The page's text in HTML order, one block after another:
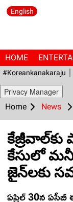
English
HOME
#Koreankanakaraju
Privacy Manager
Home News
కేజ్రీవాల్‌కు
కేసులో
జైన్‌లకు
ఏప్రిల్ 30న